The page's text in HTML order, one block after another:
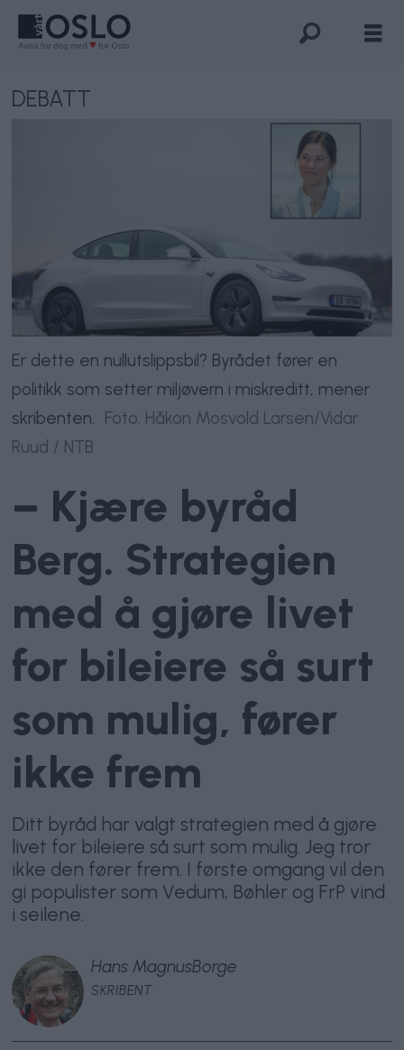
DEBATT
Er dette en nullutslippsbil? Byrådet fører en
politikk som setter miljøvern i miskreditt, mener
skribenten. Foto: Håkon Mosvold Larsen/Vidar
Ruud / NTB
– Kjære byråd
Berg. Strategien
med å gjøre livet
for bileiere så surt
som mulig, fører
ikke frem
Ditt byråd har valgt strategien med å gjøre
livet for bileiere så surt som mulig. Jeg tror
ikke den fører frem. I første omgang vil den
gi populister som Vedum, Bøhler og FrP vind
i seilene.
Hans MagnusBorge
SKRIBENT